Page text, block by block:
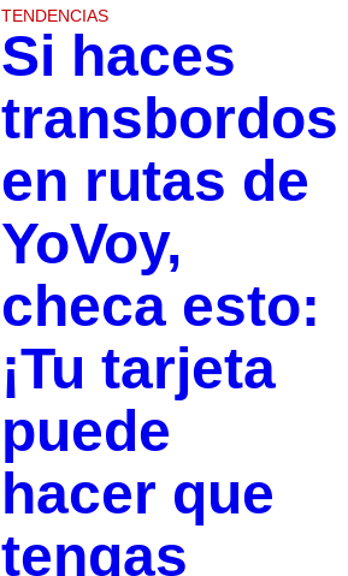
TENDENCIAS
Si haces
transbordos
en rutas de
YoVoy,
checa esto:
¡Tu tarjeta
puede
hacer que
tengas